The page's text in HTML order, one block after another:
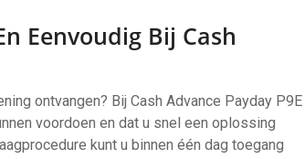
Eenvoudig Bij Cash
ontvangen? Bij Cash Advance Payday P9E
voordoen en dat u snel een oplossing
kunt u binnen één dag toegang